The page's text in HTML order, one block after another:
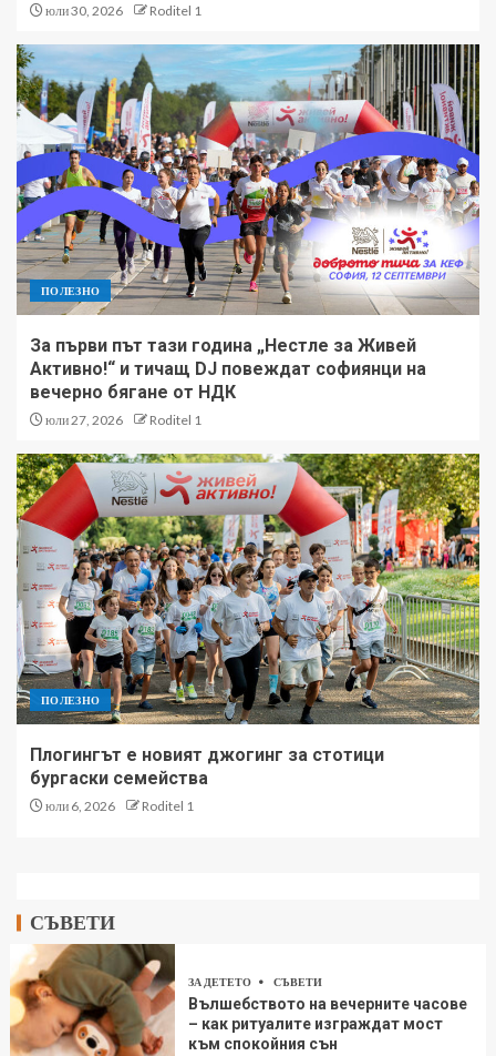
юли 30, 2026 Roditel 1
ПОЛЕЗНО
За първи път тази година „Нестле за Живей
Активно!“ и тичащ DJ повеждат софиянци на
вечерно бягане от НДК
юли 27, 2026 Roditel 1
ПОЛЕЗНО
Плогингът е новият джогинг за стотици
бургаски семейства
юли 6, 2026 Roditel 1
СЪВЕТИ
ЗА ДЕТЕТО СЪВЕТИ
Вълшебството на вечерните часове
– как ритуалите изграждат мост
към спокойния сън